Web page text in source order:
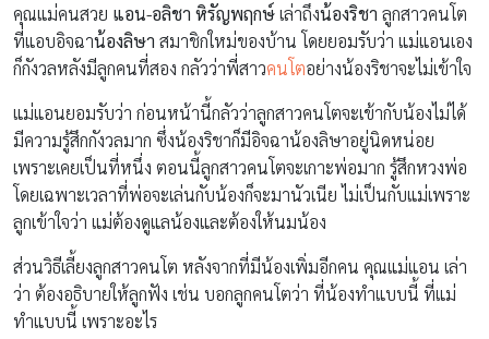
คุณแม่คนสวย แอน-อลิชา หิรัญพฤกษ์เล่าถึงน้องริชา ลูกสาวคนโต
ที่แอบอิจฉาน้องลิษา สมาชิกใหม่ของบ้าน โดยยอมรับว่า แม่แอนเอง
ก็กังวลหลังมีลูกคนที่สอง กลัวว่าพี่สาวคนโตอย่างน้องริชาจะไม่เข้าใจ
แม่แอนยอมรับว่า ก่อนหน้านี้กลัวว่าลูกสาวคนโตจะเข้ากับน้องไม่ได้
มีความรู้สึกกังวลมาก ซึ่งน้องริชาก็มีอิจฉาน้องลิษาอยู่นิดหน่อย
เพราะเคยเป็นที่หนึ่ง ตอนนี้ลูกสาวคนโตจะเกาะพ่อมาก รู้สึกหวงพ่อ
โดยเฉพาะเวลาที่พ่อจะเล่นกับน้องก็จะมานัวเนีย ไม่เป็นกับแม่เพราะ
ลูกเข้าใจว่า แม่ต้องดูแลน้องและต้องให้นมน้อง
ส่วนวิธีเลี้ยงลูกสาวคนโต หลังจากที่มีน้องเพิ่มอีกคน คุณแม่แอน เล่า
ว่า ต้องอธิบายให้ลูกฟัง เช่น บอกลูกคนโตว่า ที่น้องทำแบบนี้ ที่แม่
ทำแบบนี้ เพราะอะไร